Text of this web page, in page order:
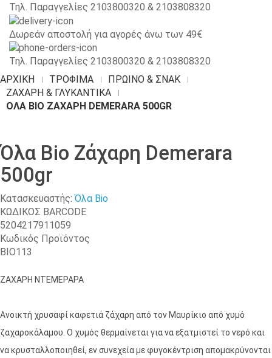
Τηλ. Παραγγελίες 2103800320 & 2103808320
Δωρεάν αποστολή για αγορές άνω των 49€
Τηλ. Παραγγελίες 2103800320 & 2103808320
ΑΡΧΙΚΉ
ΤΡΟΦΙΜΑ
ΠΡΩΙΝΌ & ΣΝΑΚ
ΖΆΧΑΡΗ & ΓΛΥΚΑΝΤΙΚΆ
ΌΛΑ BIO ΖΆΧΑΡΗ DEMERARA 500GR
Όλα Bio Ζάχαρη Demerara
500gr
Κατασκευαστής:Όλα Bio
ΚΩΔΙΚΟΣ BARCODE
5204217911059
Κωδικός Προϊόντος
ΒΙΟ113
ΖΑΧΑΡΗ ΝΤΕΜΕΡΑΡΑ
Ανοικτή χρυσαφί καφετιά ζάχαρη από τον Μαυρίκιο από χυμό
ζαχαροκάλαμου. Ο χυμός θερμαίνεται για να εξατμιστεί το νερό και
να κρυσταλλοποιηθεί, εν συνεχεία με φυγοκέντριση απομακρύνονται